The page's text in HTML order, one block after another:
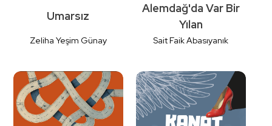
Umarsız
Zeliha Yeşim Günay
Alemdağ'da Var Bir
Yılan
Sait Faik Abasıyanık